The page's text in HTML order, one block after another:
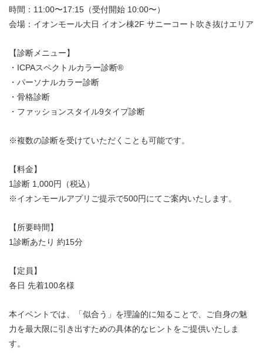
時間：11:00〜17:15（受付開始 10:00〜）
会場：イオンモール大日 イオン棟2F サニーコート吹き抜けエリア
【診断メニュー】
・ICPAスペクトルカラー診断®︎
・パーソナルカラー診断
・骨格診断
・ファッションスタイル9タイプ診断
※複数の診断を受けていただくことも可能です。
【料金】
1診断 1,000円（税込）
※イオンモールアプリご提示で500円にてご案内いたします。
【所要時間】
1診断あたり 約15分
【定員】
各日 先着100名様
本イベントでは、「似合う」を理論的に知ることで、ご自身の魅
力を最大限に引き出すための具体的なヒントをご提供いたしま
す。